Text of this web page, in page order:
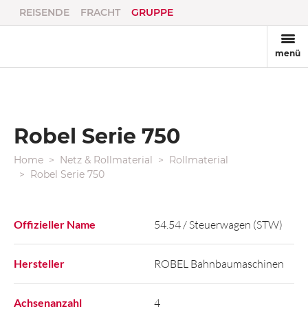
REISENDE FRACHT GRUPPE
menü
Robel Serie 750
Home Netz & Rollmaterial
Rollmaterial
Robel Serie 750
Offizieller Name 54.54 / Steuerwagen (STW)
Hersteller ROBEL Bahnbaumaschinen
Achsenanzahl 4